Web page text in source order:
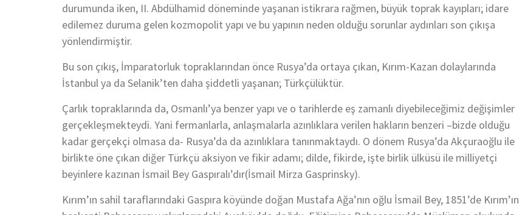
durumunda iken, II. Abdülhamid döneminde yaşanan istikrara rağmen, büyük toprak kayıpları; idare
edilemez duruma gelen kozmopolit yapı ve bu yapının neden olduğu sorunlar aydınları son çıkışa
yönlendirmiştir.
Bu son çıkış, İmparatorluk topraklarından önce Rusya’da ortaya çıkan, Kırım-Kazan dolaylarında
İstanbul ya da Selanik’ten daha şiddetli yaşanan; Türkçülüktür.
Çarlık topraklarında da, Osmanlı’ya benzer yapı ve o tarihlerde eş zamanlı diyebileceğimiz değişimler
gerçekleşmekteydi. Yani fermanlarla, anlaşmalarla azınlıklara verilen hakların benzeri –bizde olduğu
kadar gerçekçi olmasa da- Rusya’da da azınlıklara tanınmaktaydı. O dönem Rusya’da Akçuraoğlu ile
birlikte öne çıkan diğer Türkçü aksiyon ve fikir adamı; dilde, fikirde, işte birlik ülküsü ile milliyetçi
beyinlere kazınan İsmail Bey Gaspıralı’dır(İsmail Mirza Gasprinsky).
Kırım’ın sahil taraflarındaki Gaspıra köyünde doğan Mustafa Ağa’nın oğlu İsmail Bey, 1851’de Kırım’ın